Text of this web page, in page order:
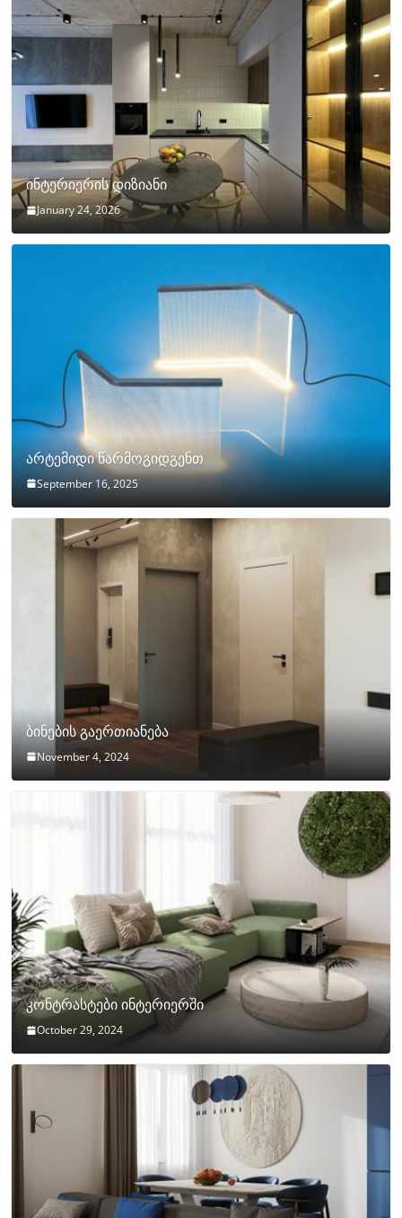
ინტერიერის დიზიანი
January 24, 2026
არტემიდი წარმოგიდგენთ
September 16, 2025
ბინების გაერთიანება
November 4, 2024
კონტრასტები ინტერიერში
October 29, 2024